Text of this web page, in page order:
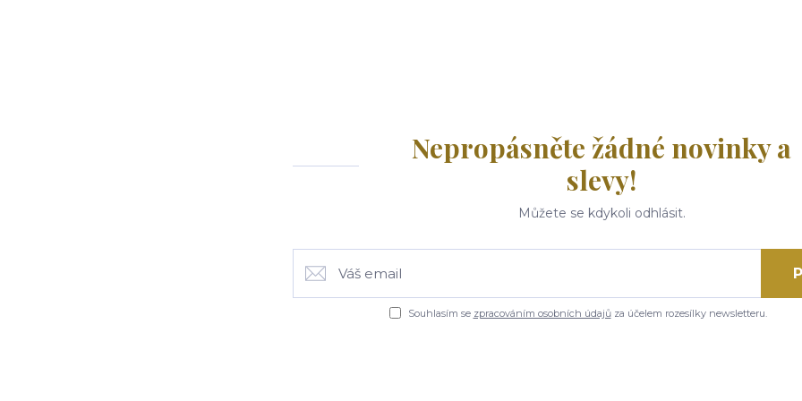
Nepropásněte žádné novinky a
slevy!
Můžete se kdykoli odhlásit.
Souhlasím se zpracováním osobních údajůza účelem rozesílky newsletteru.